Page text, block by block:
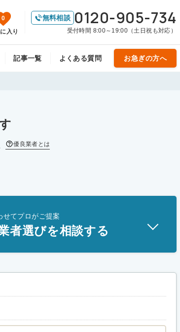
0
入り
無料相談 0120-905-734
受付時間 8:00～19:00（土日祝も対応）
記事一覧 よくある質問 お急ぎの方へ
優良業者とは
せてプロがご提案
者選びを相談する